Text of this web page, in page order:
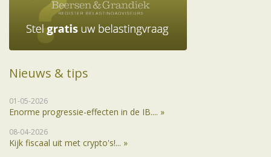
Nieuws & tips
01-05-2026
Enorme progressie-effecten in de IB.... »
08-04-2026
Kijk fiscaal uit met crypto's!... »